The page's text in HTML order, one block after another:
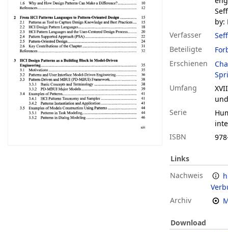
by:
Verfasser
Beteiligte
Erschienen
Umfang
Serie
ISBN
Links
Nachweis
Archiv
Download